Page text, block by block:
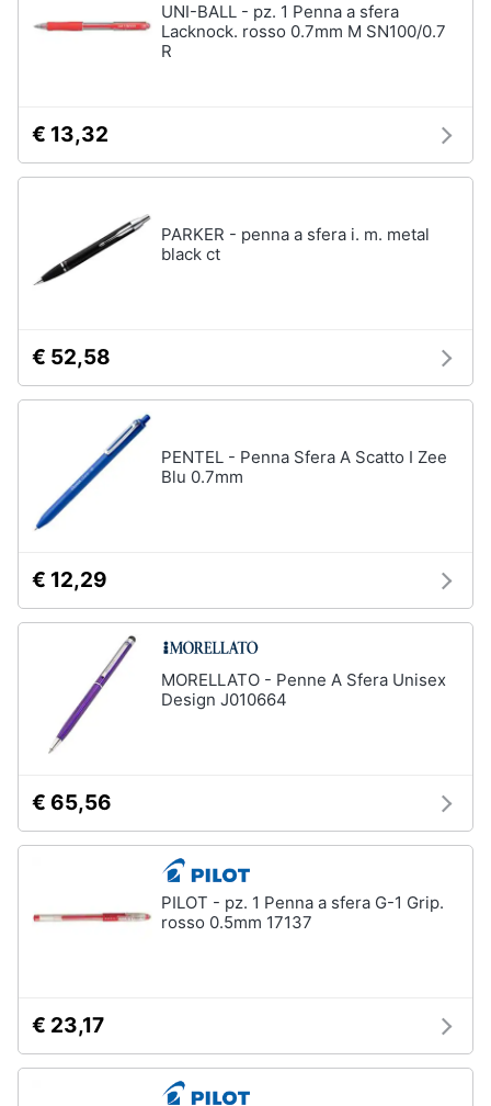
Abbigliamento
Animali
Libri,
cd
Festività
Promozioni
Assistenza
clienti
UNI-BALL - pz. 1 Penna a sfera
Lacknock. rosso 0.7mm M SN100/0.7
R
€ 13,32
PARKER - penna a sfera i. m. metal
black ct
€ 52,58
PENTEL - Penna Sfera A Scatto I Zee
Blu 0.7mm
€ 12,29
MORELLATO - Penne A Sfera Unisex
Design J010664
€ 65,56
PILOT - pz. 1 Penna a sfera G-1 Grip.
rosso 0.5mm 17137
€ 23,17